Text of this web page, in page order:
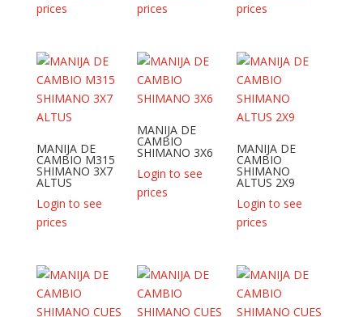
prices
prices
prices
MANIJA DE
CAMBIO M315
SHIMANO 3X7
ALTUS
Login to see
prices
MANIJA DE
CAMBIO
SHIMANO 3X6
Login to see
prices
MANIJA DE
CAMBIO
SHIMANO
ALTUS 2X9
Login to see
prices